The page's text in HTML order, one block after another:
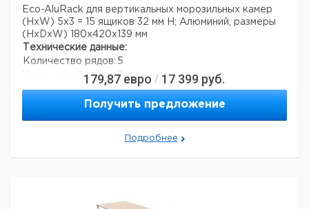
Eco-AluRack для вертикальных морозильных камер
(HxW) 5x3 = 15 ящиков 32 мм H; Алюминий, размеры
(HxDxW) 180x420x139 мм
Технические данные:
Количество рядов: 5
Число столбцов:
3
Материал:
алюминий
нет
Страна происхождения:Дания
179,87 евро / 17 399 руб.
Получить предложение
Подробнее